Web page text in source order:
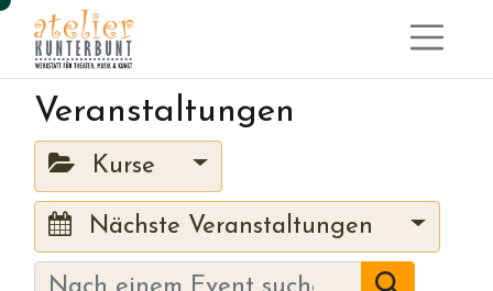
Veranstaltungen
Kurse
Nächste Veranstaltungen